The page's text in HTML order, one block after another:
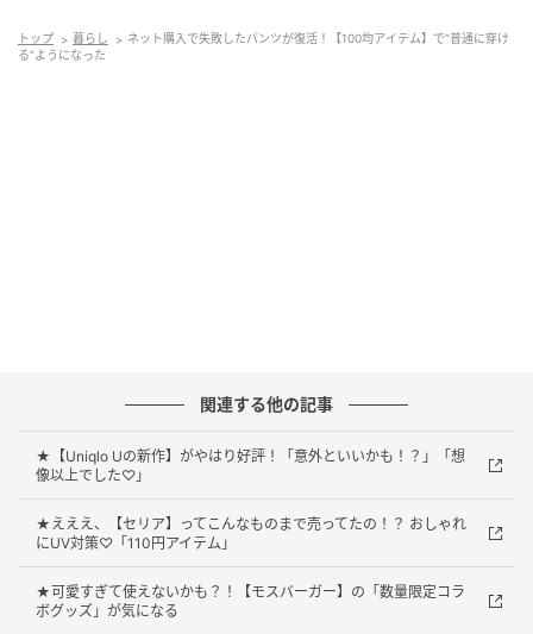
エスト調整にも使える優秀アイテム。パンツのサイズ
トップ 暮らし
ネット購入で失敗したパンツが復活！【100均アイテム】で“普通に穿け
る”ようになった
関連する他の記事
★【Uniqlo Uの新作】がやはり好評！「意外といいかも！？」「想
像以上でした♡」
★えええ、【セリア】ってこんなものまで売ってたの！？ おしゃれ
にUV対策♡「110円アイテム」
★可愛すぎて使えないかも？！【モスバーガー】の「数量限定コラ
ボグッズ」が気になる